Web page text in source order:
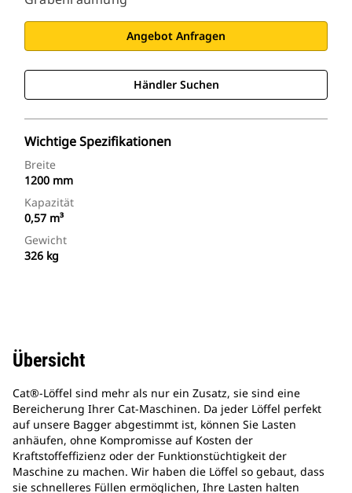
Angebot Anfragen
Händler Suchen
Wichtige Spezifikationen
Breite
1200 mm
Kapazität
0,57 m³
Gewicht
326 kg
Übersicht
Cat®-Löffel sind mehr als nur ein Zusatz, sie sind eine
Bereicherung Ihrer Cat-Maschinen. Da jeder Löffel perfekt
auf unsere Bagger abgestimmt ist, können Sie Lasten
anhäufen, ohne Kompromisse auf Kosten der
Kraftstoffeffizienz oder der Funktionstüchtigkeit der
Maschine zu machen. Wir haben die Löffel so gebaut, dass
sie schnelleres Füllen ermöglichen, Ihre Lasten halten